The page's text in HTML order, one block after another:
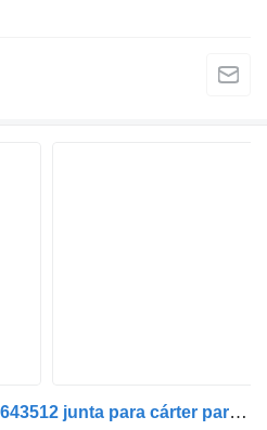
DAF pakking oliecarter 1643512 junta para cárter para camión